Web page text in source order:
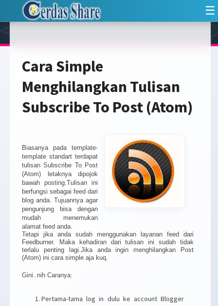
☰
Cara Simple
Menghilangkan Tulisan
Subscribe To Post (Atom)
Biasanya pada template-
template standart terdapat
tulisan Subscribe To Post
(Atom) letaknya dipojok
bawah posting.Tulisan ini
berfungsi sebagai feed dari
blog anda. Tujuannya agar
pengunjung bisa dengan
mudah menemukan
alamat feed anda.
Tetapi jika anda sudah menggunakan layanan feed dari
Feedburner. Maka kehadiran dari tulisan ini sudah tidak
terlalu penting lagi.Jika anda ingin menghilangkan Post
(Atom) ini cara simple aja kuq.
Gini..nih Caranya:
Pertama-tama log in dulu ke account Blogger